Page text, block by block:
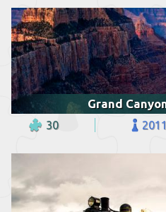
Grand
30 2011